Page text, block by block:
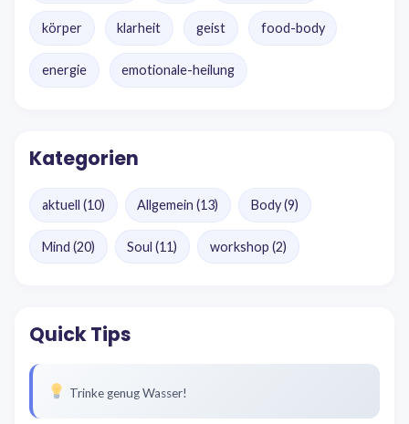
körper klarheit geist food-body
energie emotionale-heilung
Kategorien
aktuell (10) Allgemein(13) Body(9)
Mind (20) Soul(11) workshop (2)
Quick Tips
Trinke genug Wasser!